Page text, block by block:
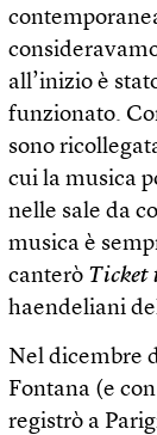
all’inizio è
funzionato.
sono
cui la musica
nelle sale da
musica è
canterò Ticket
haendeliani
Nel dicembre
Fontana (e
registrò a